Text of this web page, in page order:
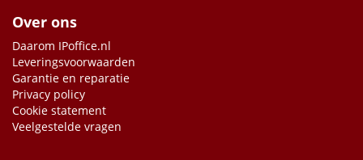
Over ons
Daarom IPoffice.nl
Leveringsvoorwaarden
Garantie en reparatie
Privacy policy
Cookie statement
Veelgestelde vragen